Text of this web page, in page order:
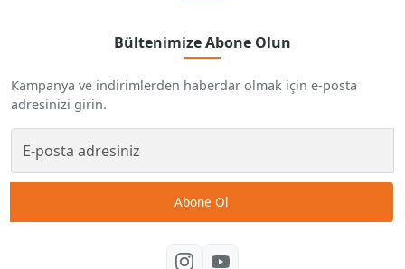
Bültenimize Abone Olun
Kampanya ve indirimlerden haberdar olmak için e-posta
adresinizi girin.
Abone Ol